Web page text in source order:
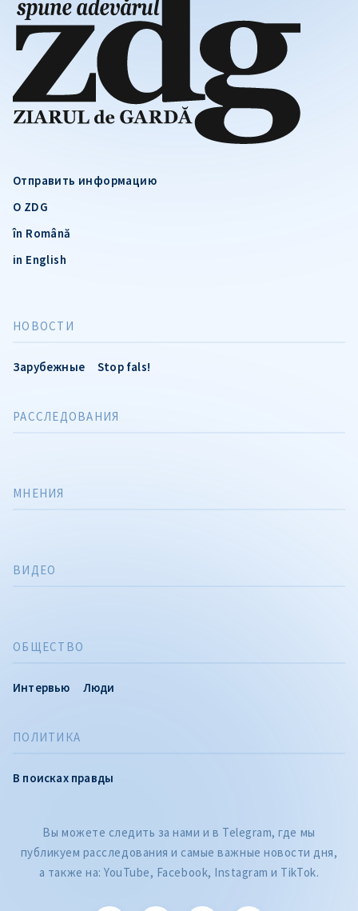
Отправить информацию
О ZDG
în Română
in English
НОВОСТИ
Зарубежные Stop fals!
ПОЛИТИКА
В поисках правды
РАССЛЕДОВАНИЯ
ОБЩЕСТВО
Интервью Люди
МНЕНИЯ
ВИДЕО
Вы можете следить за нами и в Telegram, где мы
публикуем расследования и самые важные новости дня,
а также на: YouTube, Facebook, Instagram и TikTok.